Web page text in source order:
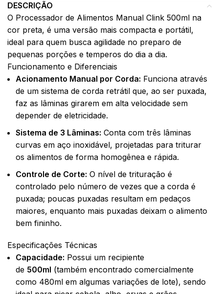
DESCRIÇÃO
O Processador de Alimentos Manual Clink 500ml na
cor preta, é uma versão mais compacta e portátil,
ideal para quem busca agilidade no preparo de
pequenas porções e temperos do dia a dia.
Funcionamento e Diferenciais
Acionamento Manual por Corda: Funciona através
de um sistema de corda retrátil que, ao ser puxada,
faz as lâminas girarem em alta velocidade sem
depender de eletricidade.
Sistema de 3 Lâminas: Conta com três lâminas
curvas em aço inoxidável, projetadas para triturar
os alimentos de forma homogênea e rápida.
Controle de Corte: O nível de trituração é
controlado pelo número de vezes que a corda é
puxada; poucas puxadas resultam em pedaços
maiores, enquanto mais puxadas deixam o alimento
bem fininho.
Especificações Técnicas
Capacidade: Possui um recipiente
de 500ml (também encontrado comercialmente
como 480ml em algumas variações de lote), sendo